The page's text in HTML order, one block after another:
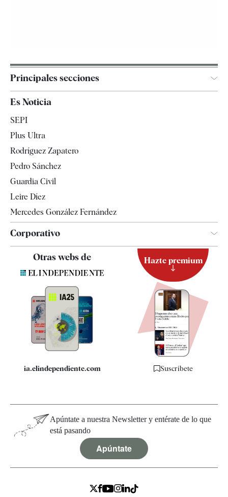
Principales secciones
España
Televisión
Es Noticia
SEPI
Plus Ultra
Rodríguez Zapatero
Pedro Sánchez
Guardia Civil
Leire Díez
Mercedes González Fernández
Corporativo
Contacto
Quiénes somos
Especificaciones
Otras webs de
ia.elindependiente.com
Hazte premium
Suscríbete
Apúntate a nuestra Newsletter y entérate de lo que
está pasando
Apúntate